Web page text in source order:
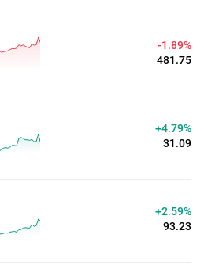
-1.89%
481.75
+4.79%
31.09
+2.59%
93.23